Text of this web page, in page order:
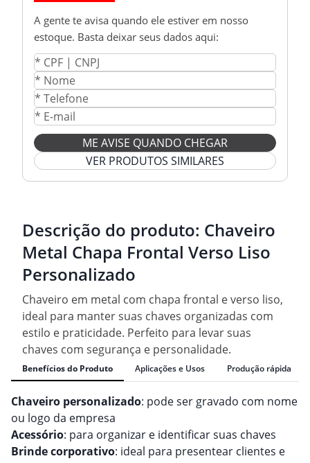
A gente te avisa quando ele estiver em nosso
estoque. Basta deixar seus dados aqui:
ME AVISE QUANDO CHEGAR
VER PRODUTOS SIMILARES
Descrição do produto: Chaveiro
Metal Chapa Frontal Verso Liso
Personalizado
Chaveiro em metal com chapa frontal e verso liso,
ideal para manter suas chaves organizadas com
estilo e praticidade. Perfeito para levar suas
chaves com segurança e personalidade.
Benefícios do Produto Aplicações e Usos Produção rápida
Chaveiro personalizado: pode ser gravado com nome
ou logo da empresa
Acessório: para organizar e identificar suas chaves
Brinde corporativo: ideal para presentear clientes e